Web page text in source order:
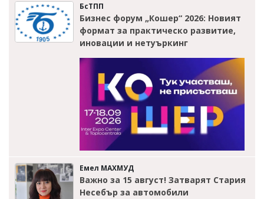
БсТПП
Бизнес форум „Кошер“ 2026: Новият
формат за практическо развитие,
иновации и нетуъркинг
Емел МАХМУД
Важно за 15 август! Затварят Стария
Несебър за автомобили